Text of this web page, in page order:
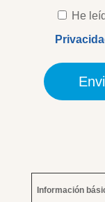
He
Información